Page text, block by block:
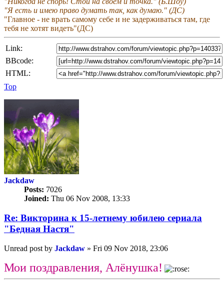
"Я есть и имею право думать так, как думаю." (ДС)
"Главное - не врать самому себе и не задерживаться там, где
тебя не хотят видеть"(ДС)
Link:
BBcode:
HTML:
Top
Jackdaw
Posts: 7026
Joined: Thu 06 Nov 2008, 13:33
Re: Викторина к 15-летнему юбилею сериала
"Бедная Настя"
Unread post by Jackdaw » Fri 09 Nov 2018, 23:06
Мои поздравления, Алёнушка!